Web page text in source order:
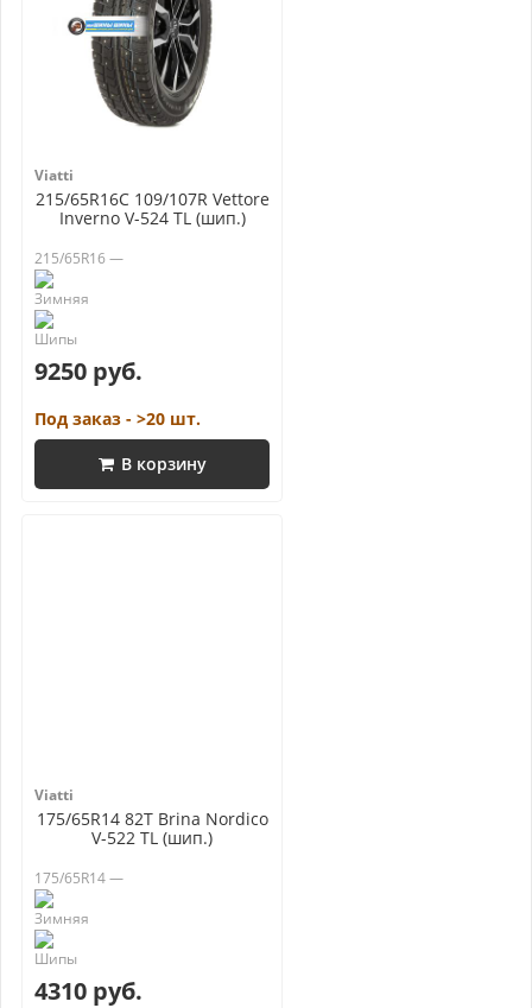
Viatti
215/65R16C 109/107R Vettore
Inverno V-524 TL (шип.)
215/65R16 —
9250 руб.
Под заказ - >20 шт.
В корзину
Viatti
175/65R14 82T Brina Nordico
V-522 TL (шип.)
175/65R14 —
4310 руб.